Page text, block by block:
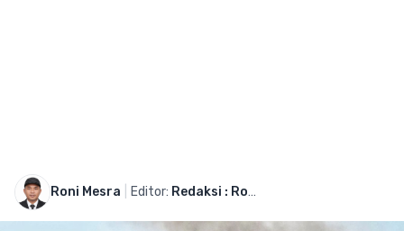
Roni Mesra Editor: Redaksi : Roni Mesra Wartawan RoniMesra